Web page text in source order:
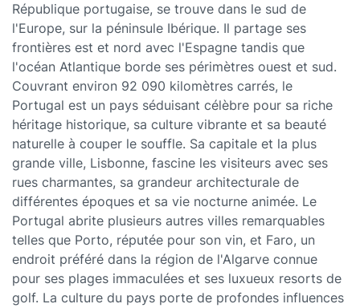
République portugaise, se trouve dans le sud de
l'Europe, sur la péninsule Ibérique. Il partage ses
frontières est et nord avec l'Espagne tandis que
l'océan Atlantique borde ses périmètres ouest et sud.
Couvrant environ 92 090 kilomètres carrés, le
Portugal est un pays séduisant célèbre pour sa riche
héritage historique, sa culture vibrante et sa beauté
naturelle à couper le souffle. Sa capitale et la plus
grande ville, Lisbonne, fascine les visiteurs avec ses
rues charmantes, sa grandeur architecturale de
différentes époques et sa vie nocturne animée. Le
Portugal abrite plusieurs autres villes remarquables
telles que Porto, réputée pour son vin, et Faro, un
endroit préféré dans la région de l'Algarve connue
pour ses plages immaculées et ses luxueux resorts de
golf. La culture du pays porte de profondes influences